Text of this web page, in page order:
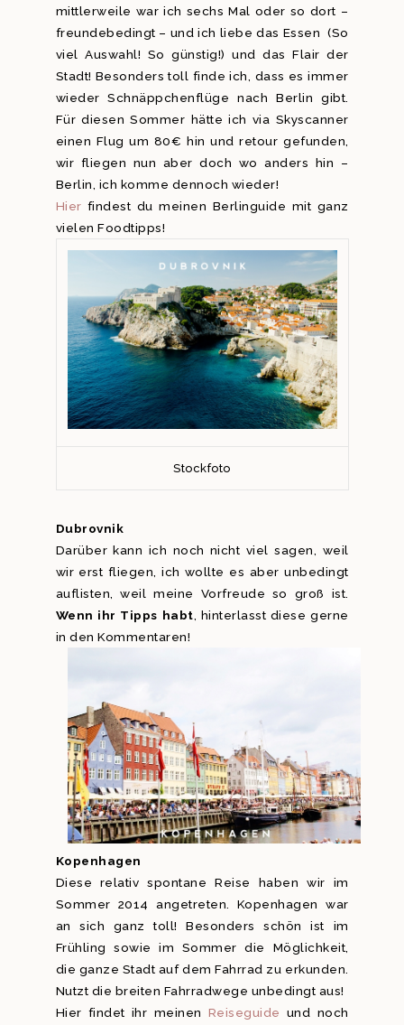
mittlerweile war ich sechs Mal oder so dort –
freundebedingt – und ich liebe das Essen (So
viel Auswahl! So günstig!) und das Flair der
Stadt! Besonders toll finde ich, dass es immer
wieder Schnäppchenflüge nach Berlin gibt.
Für diesen Sommer hätte ich via Skyscanner
einen Flug um 80€ hin und retour gefunden,
wir fliegen nun aber doch wo anders hin –
Berlin, ich komme dennoch wieder!
Hier findest du meinen Berlinguide mit ganz
vielen Foodtipps!
Stockfoto
Dubrovnik
Darüber kann ich noch nicht viel sagen, weil
wir erst fliegen, ich wollte es aber unbedingt
auflisten, weil meine Vorfreude so groß ist.
Wenn ihr Tipps habt , hinterlasst diese gerne
in den Kommentaren!
Kopenhagen
Diese relativ spontane Reise haben wir im
Sommer 2014 angetreten. Kopenhagen war
an sich ganz toll! Besonders schön ist im
Frühling sowie im Sommer die Möglichkeit,
die ganze Stadt auf dem Fahrrad zu erkunden.
Nutzt die breiten Fahrradwege unbedingt aus!
Hier findet ihr meinen Reiseguide und noch